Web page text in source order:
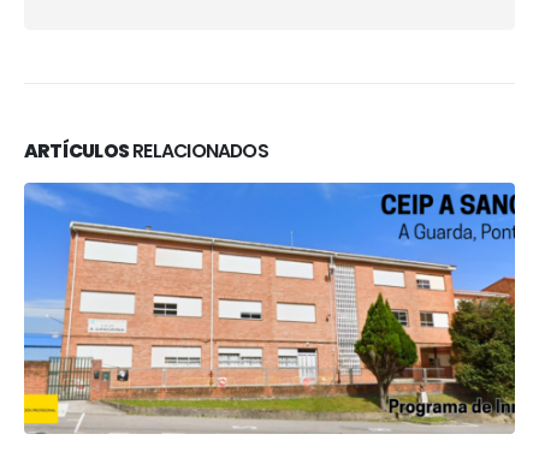
ARTÍCULOSRELACIONADOS